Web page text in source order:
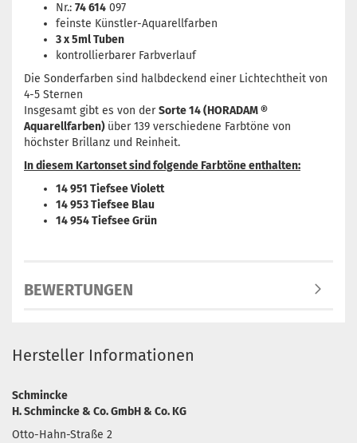
Nr.: 74 614 097
feinste Künstler-Aquarellfarben
3 x 5ml Tuben
kontrollierbarer Farbverlauf
Die Sonderfarben sind halbdeckend einer Lichtechtheit von
4-5 Sternen
Insgesamt gibt es von derSorte 14 (HORADAM ®
Aquarellfarben) über 139 verschiedene Farbtöne von
höchster Brillanz und Reinheit.
In diesem Kartonset sind folgende Farbtöne enthalten:
14 951 Tiefsee Violett
14 953 Tiefsee Blau
14 954 Tiefsee Grün
BEWERTUNGEN
Hersteller Informationen
Schmincke
H. Schmincke & Co. GmbH & Co. KG
Otto-Hahn-Straße 2